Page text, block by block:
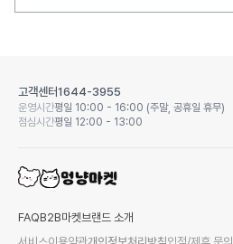
고객센터1644-3955
운영시간평일 10:00 - 16:00 (주말, 공휴일 휴무)
점심시간평일 12:00 - 13:00
FAQB2B마켓 브랜드 소개
서비스이용약관개인정보처리방침입점/제휴 문의